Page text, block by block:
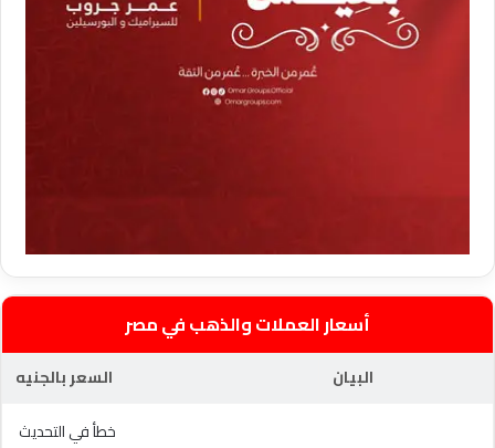
أسعار العملات والذهب في مصر
البيان
السعر بالجنيه
خطأ في التحديث